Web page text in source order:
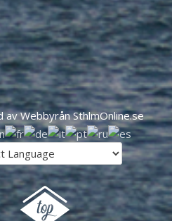
av Webbyrån SthlmOnline.se